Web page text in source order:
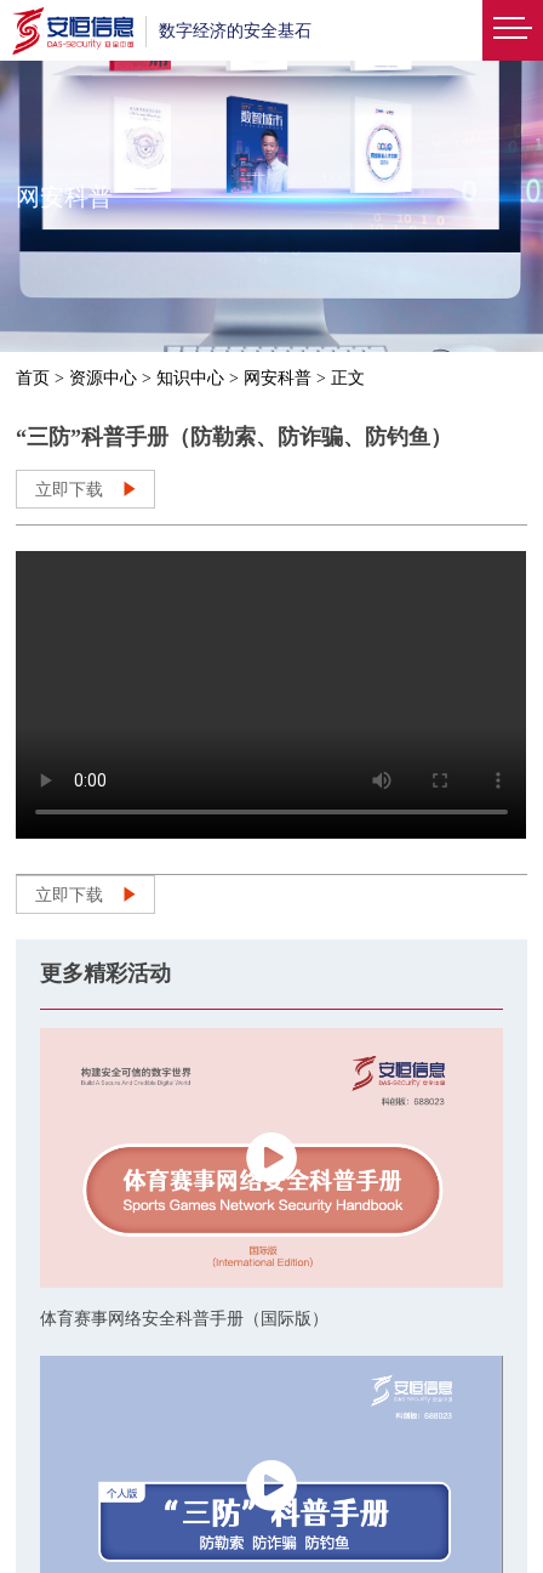
数字经济的安全基石
网安科普
首页 > 资源中心 >知识中心 > 网安科普 > 正文
“三防”科普手册（防勒索、防诈骗、防钓鱼）
立即下载
立即下载
更多精彩活动
体育赛事网络安全科普手册（国际版）